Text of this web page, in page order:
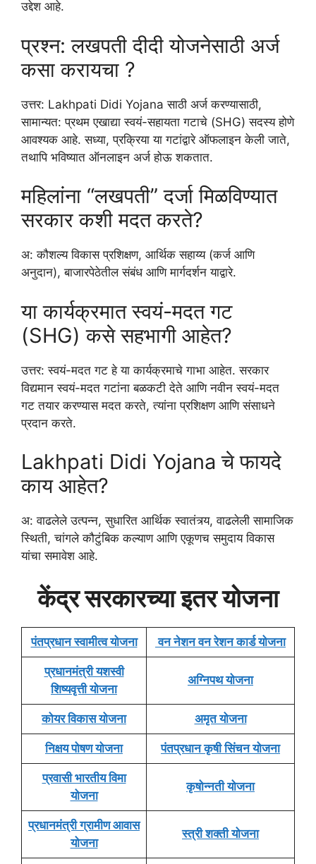
उद्देश आहे.
प्रश्न: लखपती दीदी योजनेसाठी अर्ज
कसा करायचा ?
उत्तर: Lakhpati Didi Yojana साठी अर्ज करण्यासाठी,
सामान्यत: प्रथम एखाद्या स्वयं-सहायता गटाचे (SHG) सदस्य होणे
आवश्यक आहे. सध्या, प्रक्रिया या गटांद्वारे ऑफलाइन केली जाते,
तथापि भविष्यात ऑनलाइन अर्ज होऊ शकतात.
महिलांना “लखपती” दर्जा मिळविण्यात
सरकार कशी मदत करते?
अ: कौशल्य विकास प्रशिक्षण, आर्थिक सहाय्य (कर्ज आणि
अनुदान), बाजारपेठेतील संबंध आणि मार्गदर्शन याद्वारे.
या कार्यक्रमात स्वयं-मदत गट
(SHG) कसे सहभागी आहेत?
उत्तर: स्वयं-मदत गट हे या कार्यक्रमाचे गाभा आहेत. सरकार
विद्यमान स्वयं-मदत गटांना बळकटी देते आणि नवीन स्वयं-मदत
गट तयार करण्यास मदत करते, त्यांना प्रशिक्षण आणि संसाधने
प्रदान करते.
Lakhpati Didi Yojana चे फायदे
काय आहेत?
अ: वाढलेले उत्पन्न, सुधारित आर्थिक स्वातंत्र्य, वाढलेली सामाजिक
स्थिती, चांगले कौटुंबिक कल्याण आणि एकूणच समुदाय विकास
यांचा समावेश आहे.
केंद्र सरकारच्या इतर योजना
पंतप्रधान स्वामीत्व योजना वन नेशन वन रेशन कार्ड योजना
प्रधानमंत्री यशस्वी
शिष्यवृत्ती योजना
अग्निपथ योजना
कोयर विकास योजना अमृत योजना
निक्षय पोषण योजना पंतप्रधान कृषी सिंचन योजना
प्रवासी भारतीय विमा
योजना
कृषोन्नती योजना
प्रधानमंत्री ग्रामीण आवास
योजना
स्त्री शक्ती योजना